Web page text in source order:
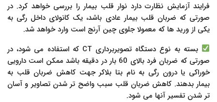
فرایند آزمایش نظارت دارد نوار قلب بیمار را بررسی خواهد کرد. در
صورتی که ضربان قلب بیمار عادی باشد، یک کانولای داخل رگی به
یکی از ورید ها که معمولا جلوی چین آرنج است وارد خواهد شد.
بسته به نوع دستگاه تصویربرداری CT که استفاده می شود، در
صورتی که ضربان فرد بالای 60 بار در دقیقه باشد ممکن است دارویی
خوراکی یا درون رگی به نام بتا بلاکر جهت کاهش ضربان قلب به
بیمار بدهند. کاهش ضربان قلب سبب واضح تر شدن تصاویر و آسان
تر شدن تفسیر آنها می شود.